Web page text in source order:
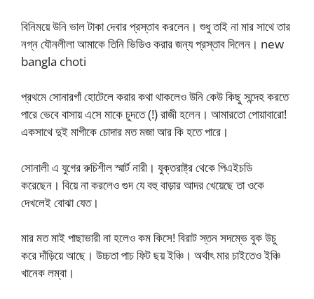
বিনিময়ে উনি ভাল টাকা দেবার প্রস্তাব করলেন। শুধু তাই না মার সাথে তার
নগ্ন যৌনলীলা আমাকে তিনি ভিডিও করার জন্য প্রস্তাব দিলেন। new
bangla choti
প্রথমে সোনারগাঁ হোটেলে করার কথা থাকলেও উনি কেউ কিছু সন্দেহ করতে
পারে ভেবে বাসায় এসে মাকে চুদতে (!) রাজী হলেন। আমারতো পোয়াবারো!
একসাথে দুই মাগীকে চোদার মত মজা আর কি হতে পারে।
সোনালী এ যুগের রুচিশীল স্মার্ট নারী। যুক্তরাষ্ট্র থেকে পিএইচডি
করেছেন। বিয়ে না করলেও গুদ যে বহু বাড়ার আদর খেয়েছে তা ওকে
দেখলেই বোঝা যেত।
মার মত মাই পাছাভারী না হলেও কম কিসে! বিরাট স্তন সদম্ভে বুক উচু
করে দাঁড়িয়ে আছে। উচ্চতা পাচ ফিট ছয় ইঞ্চি। অর্থাৎ মার চাইতেও ইঞ্চি
খানেক লম্বা।